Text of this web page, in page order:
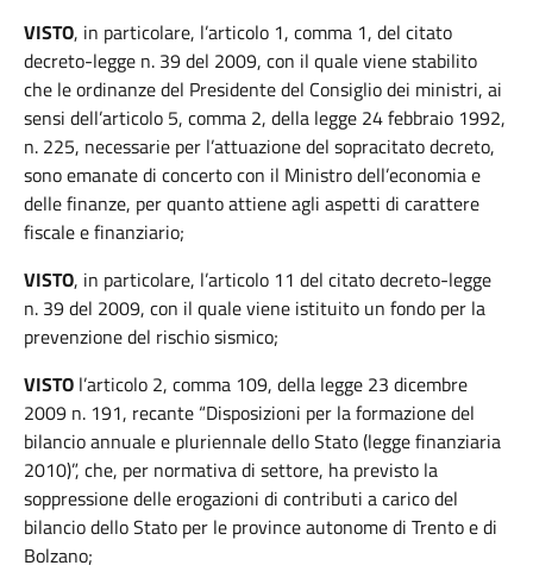
VISTO, in particolare, l’articolo 1, comma 1, del citato
decreto-legge n. 39 del 2009, con il quale viene stabilito
che le ordinanze del Presidente del Consiglio dei ministri, ai
sensi dell’articolo 5, comma 2, della legge 24 febbraio 1992,
n. 225, necessarie per l’attuazione del sopracitato decreto,
sono emanate di concerto con il Ministro dell’economia e
delle finanze, per quanto attiene agli aspetti di carattere
fiscale e finanziario;
VISTO, in particolare, l’articolo 11 del citato decreto-legge
n. 39 del 2009, con il quale viene istituito un fondo per la
prevenzione del rischio sismico;
VISTO l’articolo 2, comma 109, della legge 23 dicembre
2009 n. 191, recante “Disposizioni per la formazione del
bilancio annuale e pluriennale dello Stato (legge finanziaria
2010)”, che, per normativa di settore, ha previsto la
soppressione delle erogazioni di contributi a carico del
bilancio dello Stato per le province autonome di Trento e di
Bolzano;